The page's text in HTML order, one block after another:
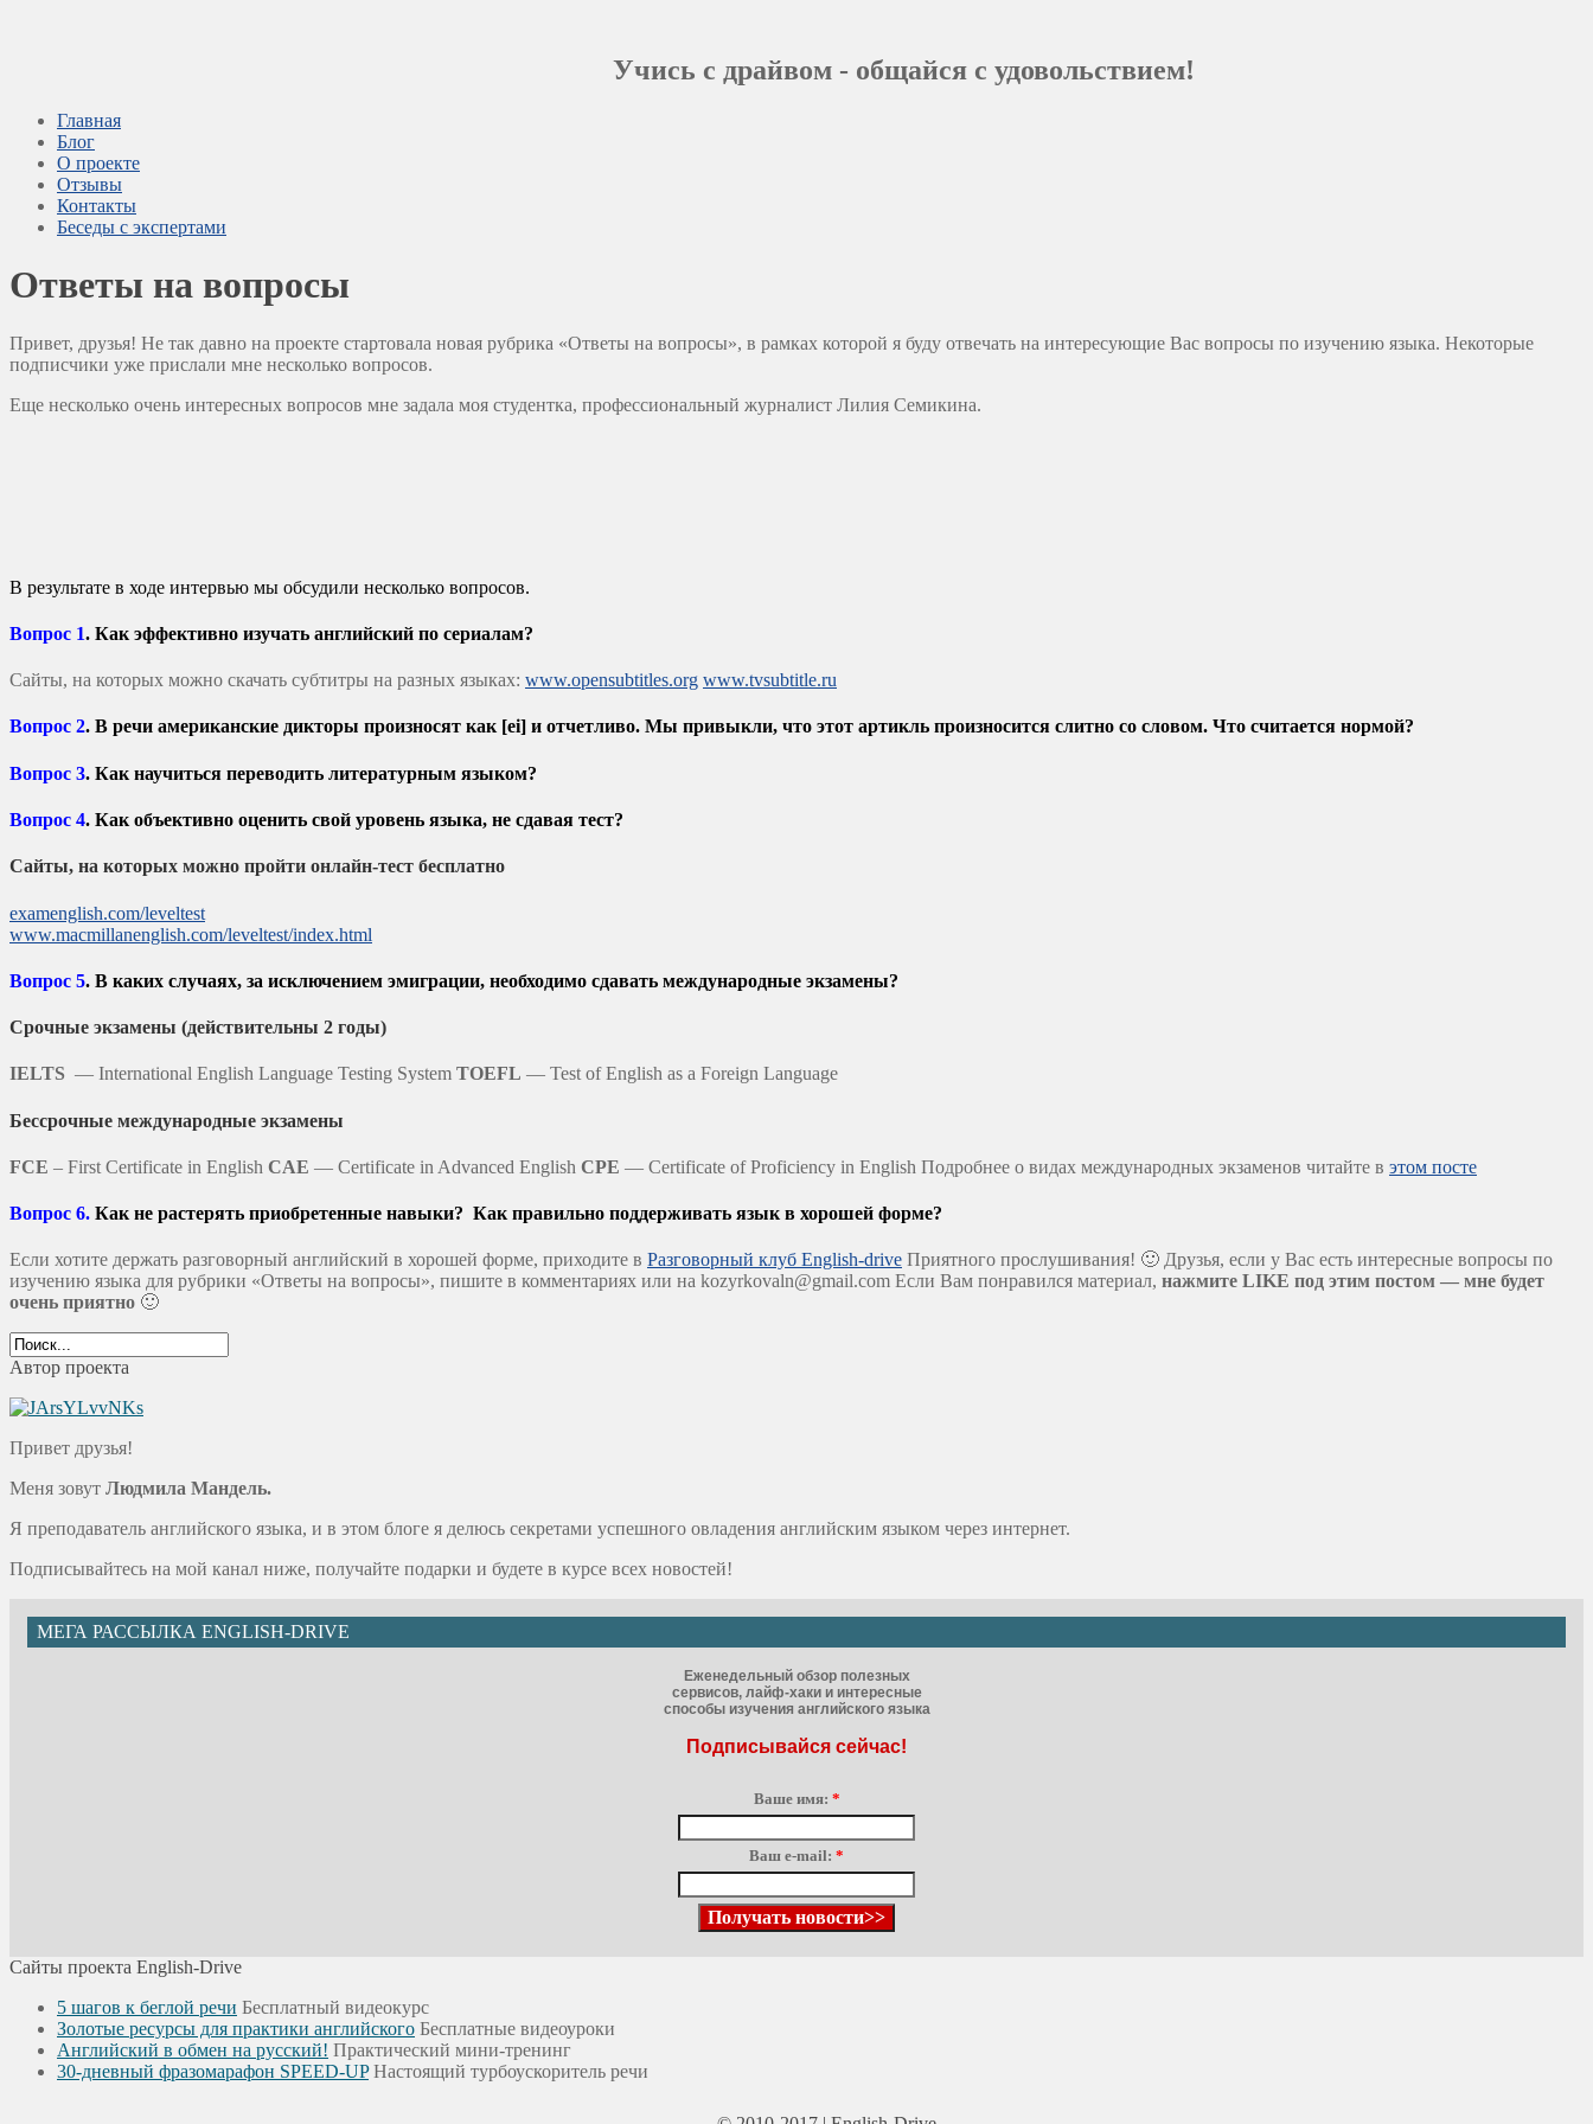
Учись с драйвом - общайся с удовольствием!
Главная
Блог
О проекте
Отзывы
Контакты
Беседы с экспертами
Ответы на вопросы
Привет, друзья! Не так давно на проекте стартовала новая рубрика «Ответы на вопросы», в рамках которой я буду отвечать на интересующие Вас вопросы по изучению языка. Некоторые
подписчики уже прислали мне несколько вопросов.
Еще несколько очень интересных вопросов мне задала моя студентка, профессиональный журналист Лилия Семикина.
В результате в ходе интервью мы обсудили несколько вопросов.
Вопрос 1. Как эффективно изучать английский по сериалам?
Сайты, на которых можно скачать субтитры на разных языках: www.opensubtitles.org www.tvsubtitle.ru
Вопрос 2. В речи американские дикторы произносят как [ei] и отчетливо. Мы привыкли, что этот артикль произносится слитно со словом. Что считается нормой?
Вопрос 3. Как научиться переводить литературным языком?
Вопрос 4. Как объективно оценить свой уровень языка, не сдавая тест?
Сайты, на которых можно пройти онлайн-тест бесплатно
examenglish.com/leveltest
www.macmillanenglish.com/leveltest/index.html
Вопрос 5. В каких случаях, за исключением эмиграции, необходимо сдавать международные экзамены?
Срочные экзамены (действительны 2 годы)
IELTS — International English Language Testing System TOEFL — Test of English as a Foreign Language
Бессрочные международные экзамены
FCE – First Certificate in English CAE — Certificate in Advanced English CPE — Certificate of Proficiency in English Подробнее о видах международных экзаменов читайте в этом посте
Вопрос 6. Как не растерять приобретенные навыки? Как правильно поддерживать язык в хорошей форме?
Если хотите держать разговорный английский в хорошей форме, приходите в Разговорный клуб English-drive Приятного прослушивания! 🙂 Друзья, если у Вас есть интересные вопросы по
изучению языка для рубрики «Ответы на вопросы», пишите в комментариях или на kozyrkovaln@gmail.com Если Вам понравился материал, нажмите LIKE под этим постом — мне будет
очень приятно 🙂
Автор проекта
Привет друзья!
Меня зовут Людмила Мандель.
Я преподаватель английского языка, и в этом блоге я делюсь секретами успешного овладения английским языком через интернет.
Подписывайтесь на мой канал ниже, получайте подарки и будете в курсе всех новостей!
МЕГА РАССЫЛКА ENGLISH-DRIVE
Еженедельный обзор полезных
сервисов, лайф-хаки и интересные
способы изучения английского языка
Подписывайся сейчас!
Ваше имя: *
Ваш e-mail: *
Сайты проекта English-Drive
5 шагов к беглой речи Бесплатный видеокурс
Золотые ресурсы для практики английского Бесплатные видеоуроки
Английский в обмен на русский! Практический мини-тренинг
30-дневный фразомарафон SPEED-UPНастоящий турбоускоритель речи